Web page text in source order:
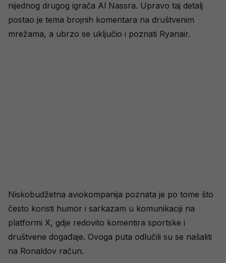
nijednog drugog igrača Al Nassra. Upravo taj detalj
postao je tema brojnih komentara na društvenim
mrežama, a ubrzo se uključio i poznati Ryanair.
Niskobudžetna aviokompanija poznata je po tome što
često koristi humor i sarkazam u komunikaciji na
platformi X, gdje redovito komentira sportske i
društvene događaje. Ovoga puta odlučili su se našaliti
na Ronaldov račun.